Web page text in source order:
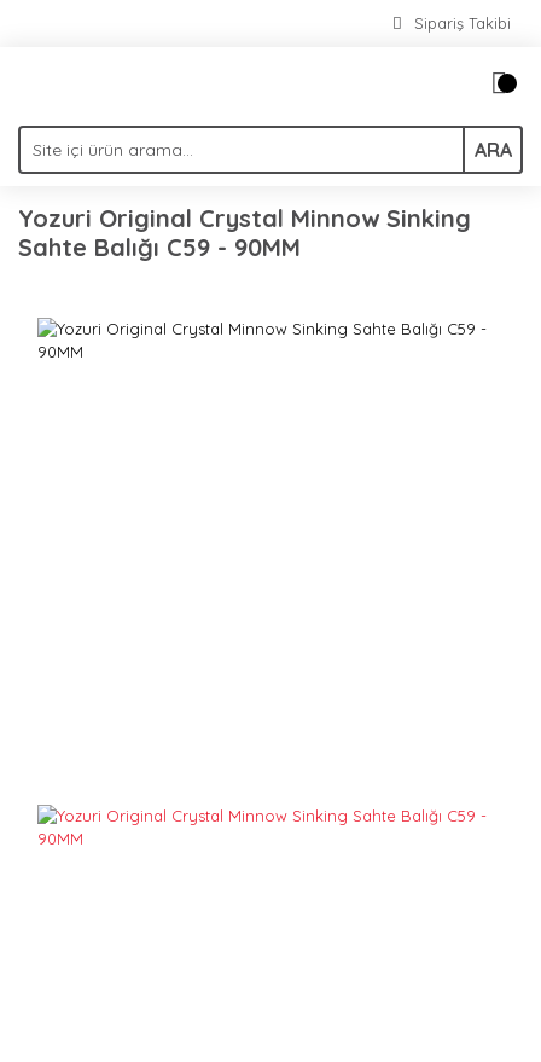
Sipariş Takibi
ARA
Yozuri Original Crystal Minnow Sinking
Sahte Balığı C59 - 90MM